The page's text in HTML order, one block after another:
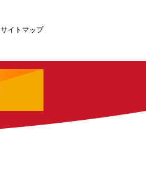
サイトマップ